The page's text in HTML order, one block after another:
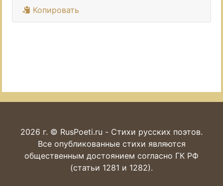
Копировать
2026 г. © RusPoeti.ru - Стихи русских поэтов.
Все опубликованные стихи являются
общественным достоянием согласно ГК РФ
(статьи 1281 и 1282).